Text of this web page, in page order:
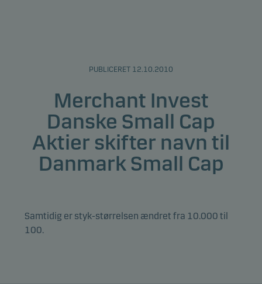
PUBLICERET 12.10.2010
Merchant Invest
Danske Small Cap
Aktier skifter navn til
Danmark Small Cap
Samtidig er styk-størrelsen ændret fra 10.000 til
100.